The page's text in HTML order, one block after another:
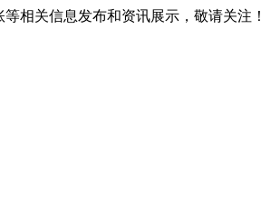
相关信息发布和资讯展示，敬请关注！